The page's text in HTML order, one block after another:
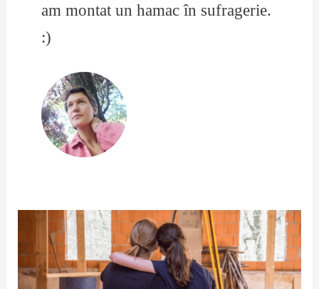
am montat un hamac în sufragerie.
:)